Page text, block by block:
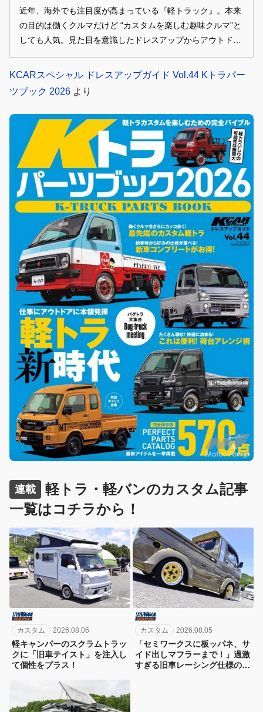
近年、海外でも注目度が高まっている『軽トラック』。本来
の目的は働くクルマだけど “カスタムを楽しむ趣味クルマ”と
しても人気。見た目を意識したドレスアップからアウトドア
トラカスタムに魅了された“ちょっと昔の”オーナーカーを振
KCARスペシャル ドレスアップガイド Vol.44 Kトラパー
ツブック 2026 より
連載
軽トラ・軽バンのカスタム記事
一覧はコチラから！
カスタム 2026.08.06
軽キャンパーのスクラムトラッ
クに「旧車テイスト」を注入し
て個性をプラス！
カスタム 2026.08.05
「セミワークスに板ッパネ、サ
イド出しマフラーまで！」過激
すぎる旧車レーシング仕様のハ